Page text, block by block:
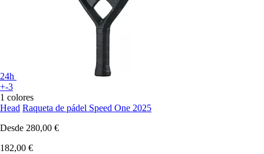
24h
+-3
1 colores
Head Raqueta de pádel Speed One 2025
Desde 280,00 €
182,00 €